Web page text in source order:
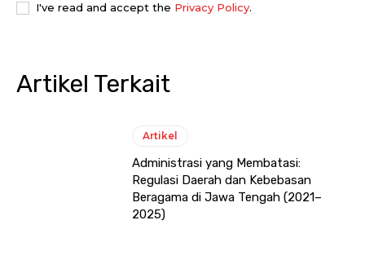
I've read and accept the Privacy Policy.
Artikel Terkait
Artikel
Administrasi yang Membatasi:
Regulasi Daerah dan Kebebasan
Beragama di Jawa Tengah (2021–
2025)